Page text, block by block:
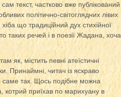
текст, частково вже публікований
політично-світоглядних лівих
що традиційний дух стихійної
таких речей і в поезії Жадана, хоча
як, містить певні атеїстичні
Принаймні, читач із яскраво
саме так. Щось подібне можна
котрий приїхав по марихуану в